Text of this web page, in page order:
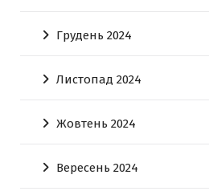
Грудень 2024
Листопад 2024
Жовтень 2024
Вересень 2024